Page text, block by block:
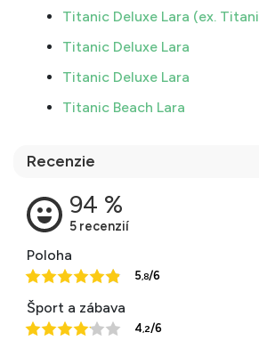
Titanic Deluxe Lara (ex.
Titanic Deluxe Lara
Titanic Deluxe Lara
Titanic Beach Lara
Recenzie
Poloha
5,8/6
Šport a zábava
4,2/6